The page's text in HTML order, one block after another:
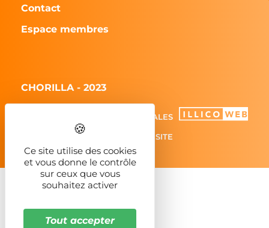
Contact
Espace membres
CHORILLA - 2023
MENTIONS LÉGALES
PLAN DU SITE
Ce site utilise des cookies
et vous donne le contrôle
sur ceux que vous
souhaitez activer
Tout accepter